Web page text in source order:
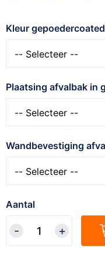
Kleur
Plaatsing afvalbak in
Wandbevestiging
Aantal